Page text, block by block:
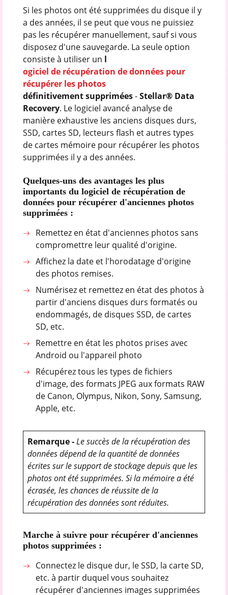
Si les photos ont été supprimées du disque il y
a des années, il se peut que vous ne puissiez
pas les récupérer manuellement, sauf si vous
disposez d'une sauvegarde. La seule option
consiste à utiliser un l
ogiciel de récupération de données pour
récupérer les photos
définitivement supprimées-Stellar® Data
Recovery. Le logiciel avancé analyse de
manière exhaustive les anciens disques durs,
SSD, cartes SD, lecteurs flash et autres types
de cartes mémoire pour récupérer les photos
supprimées il y a des années.
Quelques-uns des avantages les plus
importants du logiciel de récupération de
données pour récupérer d'anciennes photos
supprimées :
Remettez en état d'anciennes photos sans
compromettre leur qualité d'origine.
Affichez la date et l'horodatage d'origine
des photos remises.
Numérisez et remettez en état des photos à
partir d'anciens disques durs formatés ou
endommagés, de disques SSD, de cartes
SD, etc.
Remettre en état les photos prises avec
Android ou l'appareil photo
Récupérez tous les types de fichiers
d'image, des formats JPEG aux formats RAW
de Canon, Olympus, Nikon, Sony, Samsung,
Apple, etc.
Remarque -Le succès de la récupération des
données dépend de la quantité de données
écrites sur le support de stockage depuis que les
photos ont été supprimées. Si la mémoire a été
écrasée, les chances de réussite de la
récupération des données sont réduites.
Marche à suivre pour récupérer d'anciennes
photos supprimées :
Connectez le disque dur, le SSD, la carte SD,
etc. à partir duquel vous souhaitez
récupérer d'anciennes images supprimées